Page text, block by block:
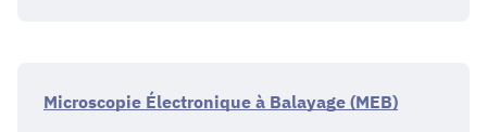
Microscopie Électronique à Balayage (MEB)